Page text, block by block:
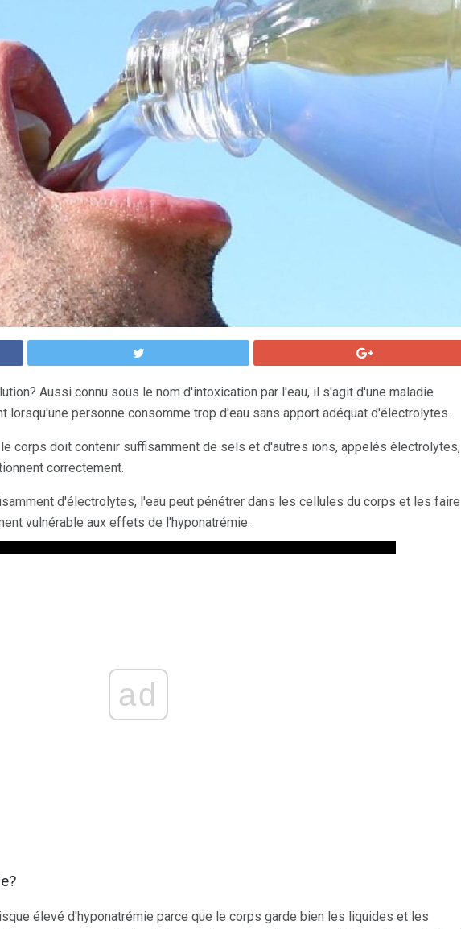
Aussi connu sous le nom d'intoxication par l'eau, il s'agit d'une maladie
lorsqu'une personne consomme trop d'eau sans apport adéquat d'électrolytes.
corps doit contenir suffisamment de sels et d'autres ions, appelés électrolytes,
correctement.
d'électrolytes, l'eau peut pénétrer dans les cellules du corps et les faire
vulnérable aux effets de l'hyponatrémie.
ad
élevé d'hyponatrémie parce que le corps garde bien les liquides et les